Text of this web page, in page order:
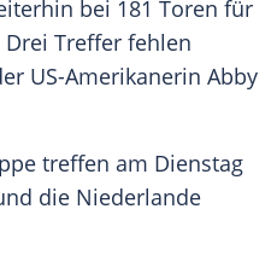
bei 181 Toren für
Treffer fehlen
US-Amerikanerin Abby
treffen am Dienstag
die Niederlande